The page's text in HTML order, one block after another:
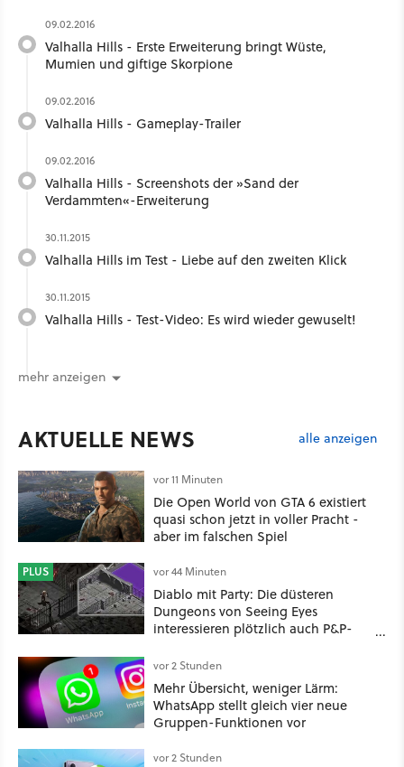
09.02.2016
Valhalla Hills - Erste Erweiterung bringt Wüste,
Mumien und giftige Skorpione
09.02.2016
Valhalla Hills - Gameplay-Trailer
09.02.2016
Valhalla Hills - Screenshots der »Sand der
Verdammten«-Erweiterung
30.11.2015
Valhalla Hills im Test - Liebe auf den zweiten Klick
30.11.2015
Valhalla Hills - Test-Video: Es wird wieder gewuselt!
mehr anzeigen
AKTUELLE NEWS alle anzeigen
vor 11 Minuten
Die Open World von GTA 6 existiert
quasi schon jetzt in voller Pracht -
aber im falschen Spiel
PLUS vor 44 Minuten
Diablo mit Party: Die düsteren
Dungeons von Seeing Eyes
interessieren plötzlich auch P&P-
vor 2 Stunden
Mehr Übersicht, weniger Lärm:
WhatsApp stellt gleich vier neue
Gruppen-Funktionen vor
vor 2 Stunden